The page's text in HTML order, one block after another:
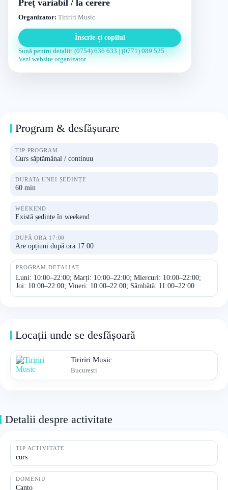
Preț variabil / la cerere
Organizator: Tiririri Music
Înscrie-ți copilul
Sună pentru detalii: (0754) 636 633 | (0771) 089 525
Vezi website organizator
Program & desfășurare
TIP PROGRAM
Curs săptămânal / continuu
DURATA UNEI ȘEDINȚE
60 min
WEEKEND
Există ședințe în weekend
DUPĂ ORA 17:00
Are opțiuni după ora 17:00
PROGRAM DETALIAT
Luni: 10:00–22:00; Marți: 10:00–22:00; Miercuri: 10:00–22:00;
Joi: 10:00–22:00; Vineri: 10:00–22:00; Sâmbătă: 11:00–22:00
Locații unde se desfășoară
Tiririri Music
București
Detalii despre activitate
TIP ACTIVITATE
curs
DOMENIU
Canto